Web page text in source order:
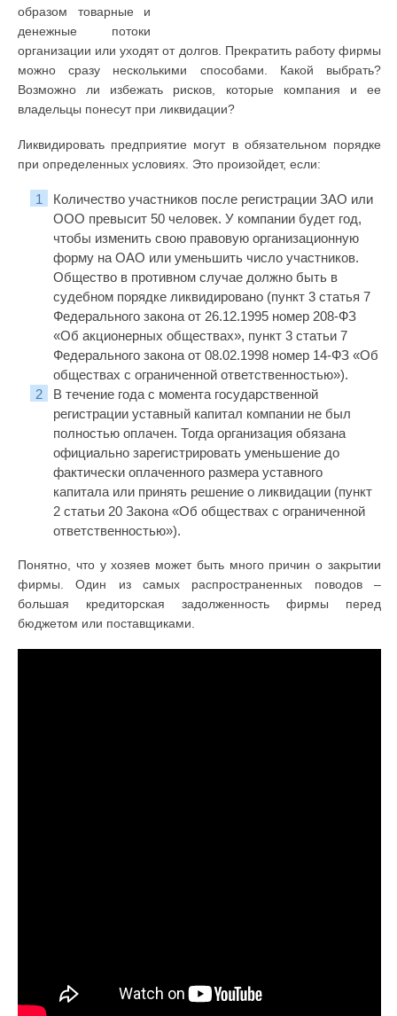
образом товарные и
денежные потоки
организации или уходят от долгов. Прекратить работу фирмы
можно сразу несколькими способами. Какой выбрать?
Возможно ли избежать рисков, которые компания и ее
владельцы понесут при ликвидации?
Ликвидировать предприятие могут в обязательном порядке
при определенных условиях. Это произойдет, если:
Количество участников после регистрации ЗАО или
ООО превысит 50 человек. У компании будет год,
чтобы изменить свою правовую организационную
форму на ОАО или уменьшить число участников.
Общество в противном случае должно быть в
судебном порядке ликвидировано (пункт 3 статья 7
Федерального закона от 26.12.1995 номер 208-ФЗ
«Об акционерных обществах», пункт 3 статьи 7
Федерального закона от 08.02.1998 номер 14-ФЗ «Об
обществах с ограниченной ответственностью»).
В течение года с момента государственной
регистрации уставный капитал компании не был
полностью оплачен. Тогда организация обязана
официально зарегистрировать уменьшение до
фактически оплаченного размера уставного
капитала или принять решение о ликвидации (пункт
2 статьи 20 Закона «Об обществах с ограниченной
ответственностью»).
Понятно, что у хозяев может быть много причин о закрытии
фирмы. Один из самых распространенных поводов –
большая кредиторская задолженность фирмы перед
бюджетом или поставщиками.